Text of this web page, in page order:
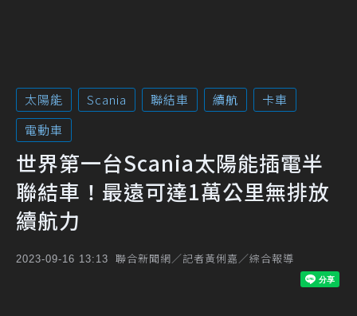
太陽能 Scania 聯結車 續航
卡車
電動車
世界第一台Scania太陽能插電半
聯結車！最遠可達1萬公里無排放
續航力
2023-09-16 13:13 聯合新聞網／記者黃俐嘉／綜合報導